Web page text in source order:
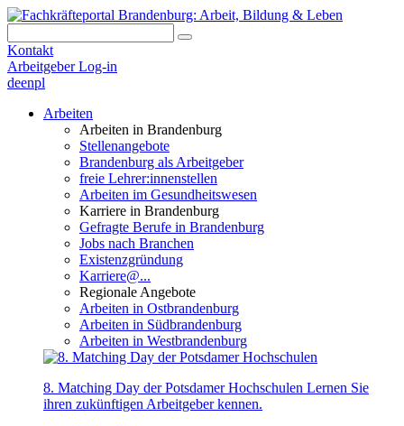
Kontakt
Arbeitgeber Log-in
deenpl
Arbeiten
Arbeiten in Brandenburg
Stellenangebote
Brandenburg als Arbeitgeber
freie Lehrer:innenstellen
Arbeiten im Gesundheitswesen
Karriere in Brandenburg
Gefragte Berufe in Brandenburg
Jobs nach Branchen
Existenzgründung
Karriere@...
Regionale Angebote
Arbeiten in Ostbrandenburg
Arbeiten in Südbrandenburg
Arbeiten in Westbrandenburg
8. Matching Day der Potsdamer Hochschulen Lernen Sie
ihren zukünftigen Arbeitgeber kennen.